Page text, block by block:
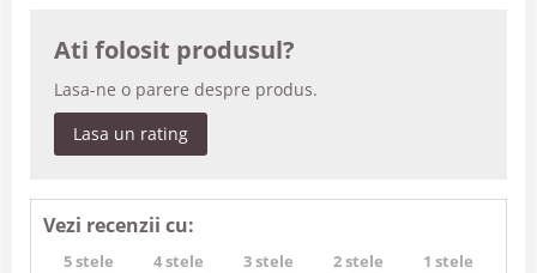
Ati folosit produsul?
Lasa-ne o parere despre produs.
Lasa un rating
Vezi recenzii cu:
5 stele 4 stele 3 stele 2 stele 1 stele